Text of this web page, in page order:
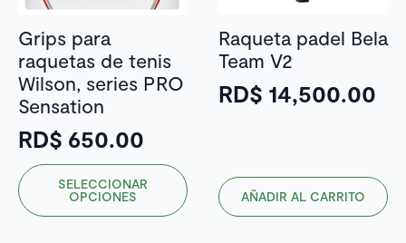
Grips para
raquetas de tenis
Wilson, series PRO
Sensation
RD$ 650.00
SELECCIONAR
OPCIONES
Este
producto
tiene
Raqueta padel Bela
Team V2
RD$ 14,500.00
AÑADIR AL CARRITO